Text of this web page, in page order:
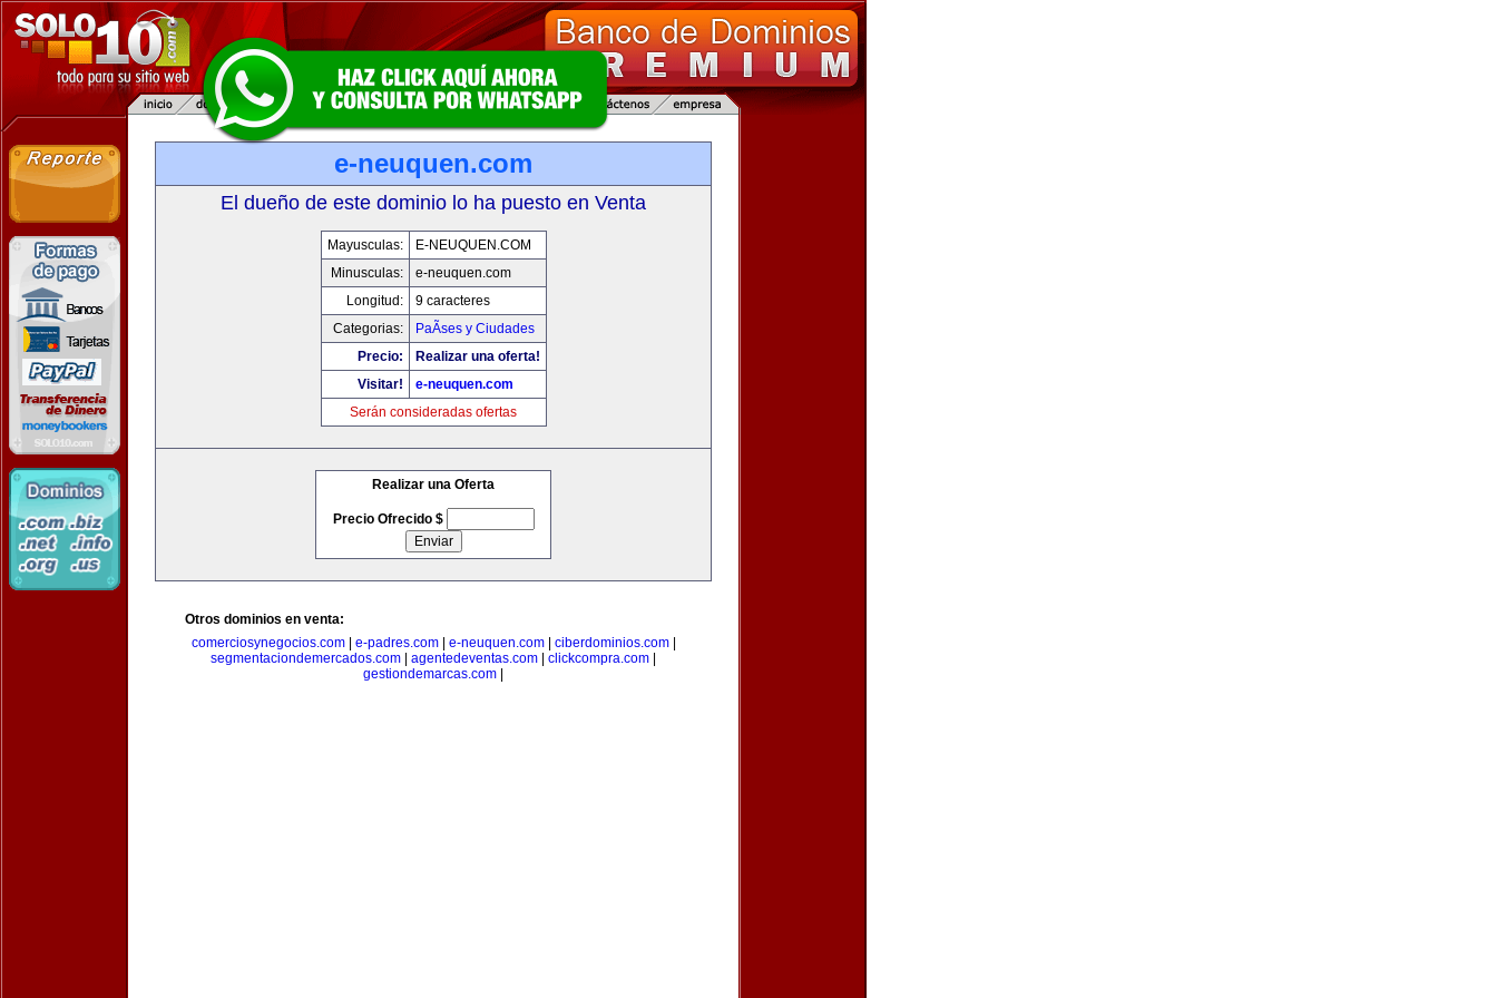
e-neuquen.com
El dueño de este dominio lo ha puesto en Venta
Mayusculas:
E-NEUQUEN.COM
Minusculas:
e-neuquen.com
Longitud:
9 caracteres
Categorias:
PaÃ­ses y Ciudades
Precio:
Realizar una oferta!
Visitar!
e-neuquen.com
Serán consideradas ofertas
Realizar una Oferta
Precio Ofrecido $
Otros dominios en venta:
comerciosynegocios.com| e-padres.com| e-neuquen.com| ciberdominios.com|
segmentaciondemercados.com
agentedeventas.com clickcompra.com
gestiondemarcas.com